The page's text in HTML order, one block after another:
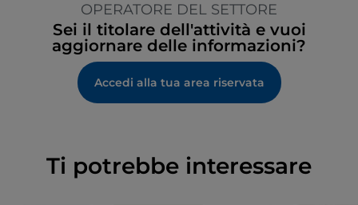
OPERATORE DEL SETTORE
Sei il titolare dell'attività e vuoi
aggiornare delle informazioni?
Accedi alla tua area riservata
Ti potrebbe interessare